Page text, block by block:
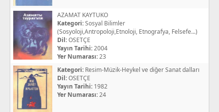
AZAMAT KAYTUKO
Kategori:Sosyal Bilimler
(Sosyoloji,Antropoloji,Etnoloji, Etnografya, Felsefe...)
Dil:OSETÇE
Yayın Tarihi:2004
Yer Numarası:23
Kategori: Resim-Müzik-Heykel ve diğer Sanat dalları
Dil:OSETÇE
Yayın Tarihi: 1982
Yer Numarası:24